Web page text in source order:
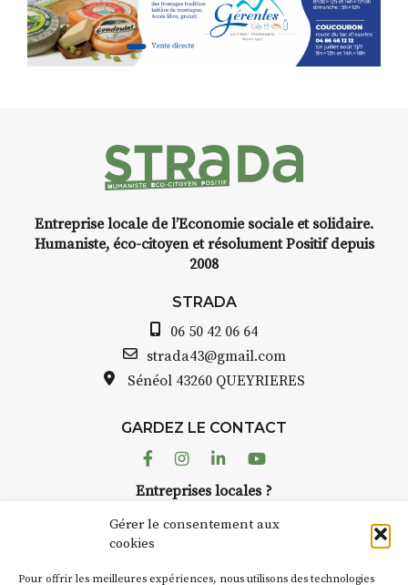
Gérer le consentement aux
cookies
Pour offrir les meilleures expériences, nous utilisons des technologies
Entreprise locale de l’Economie sociale et solidaire.
Humaniste, éco-citoyen et résolument Positif depuis
2008
STRADA
06 50 42 06 64
strada43@gmail.com
Sénéol 43260 QUEYRIERES
GARDEZ LE CONTACT
FacebookInstagram
LinkedinYoutube
Entreprises locales ?